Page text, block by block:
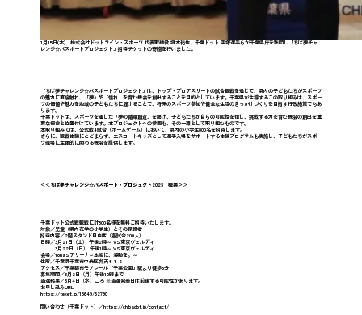
1月15日(木)、株式会社ドットライン・スポーツ 代表取締役 垣本祐作、千葉ドット 手塚選手らが千葉県庁を訪問し「ちば夢チャ
レンジ☆パスポートプロジェクト」招待チケットの寄贈を行いました。
「ちば夢チャレンジ☆パスポートプロジェクト」は、トップ・プロアスリートの試合観戦を通じて、県内の子どもたちがスポーツ
の魅力に直接触れ、「夢」や「憧れ」を育む機会を創出することを目的としています。千葉県が主導するこの取り組みは、スポー
ツの価値や魅力を地域の子どもたちに届けることで、将来のスポーツ参加や健全な生活のきっかけづくりを目指す行政施策でもあ
ります。
千葉ドットは、スポーツを通じた「夢の循環創造」を掲げ、子どもたちが自らの可能性を信じ、挑戦する力を育む機会の創出を重
要な使命と位置付けています。本プロジェクトへの参画も、その一環として取り組むものです。
本取り組みでは、公式戦4試合（ホームゲーム）において、県内の小学生800名を招待します。
さらに、観戦体験にとどまらず、エスコートキッズとして選手入場をサポートする体験プログラムも実施し、子どもたちがスポー
ツ現場に主体的に関わる機会を提供します。
＜＜ちば夢チャレンジ☆パスポート・プロジェクト2025 概要＞＞
千葉ドット公式戦観戦に計800名様を無料ご招待いたします。
対象／児童（県内在学の小学生）とその保護者
招待内容／2階スタンド自由席（各試合200人）
日時／3月21日（土） 午後2時～ VS東京ヴェルディ
3月22日（日） 午後1時～ VS東京ヴェルディ
会場／YohaSアリーナ～本能に、感動を。～
住所／千葉県千葉市中央区弁天4-1-2
アクセス／千葉都市モノレール「千葉公園」駅より徒歩6分
募集期間／3月2日（月）午後10時まで
当選結果／3月4日（水）ごろ ※当選発表日は前後する可能性があります。
お申し込みURL
https://teket.jp/15649/62790
問い合わせ（千葉ドット）／https://chibadot.jp/contact/